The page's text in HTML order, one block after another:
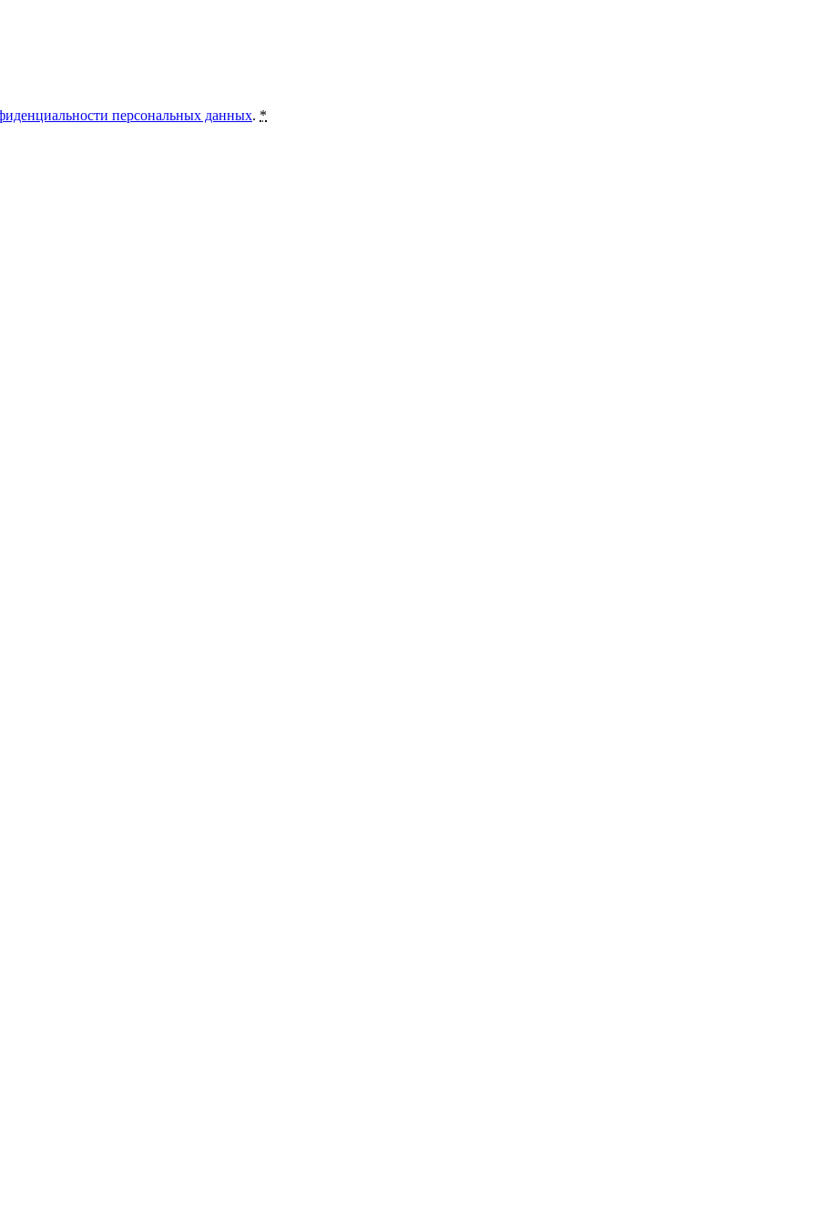
персональных данных. *